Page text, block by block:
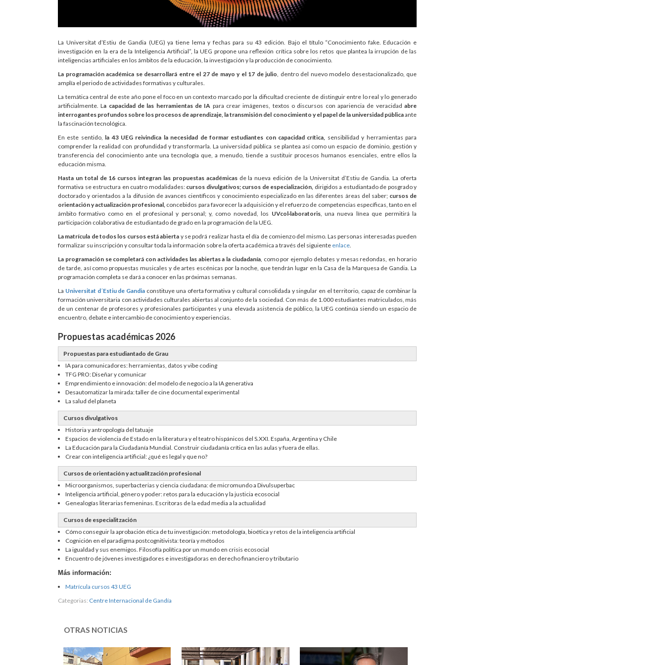
La Universitat d’Estiu de Gandia (UEG) ya tiene lema y fechas para su 43 edición. Bajo el título “Conocimiento fake. Educación e
investigación en la era de la Inteligencia Artificial”, la UEG propone una reflexión crítica sobre los retos que plantea la irrupción de las
inteligencias artificiales en los ámbitos de la educación, la investigación y la producción de conocimiento.
La programación académica se desarrollará entre el 27 de mayo y el 17 de julio , dentro del nuevo modelo desestacionalizado, que
amplía el periodo de actividades formativas y culturales.
La temática central de este año pone el foco en un contexto marcado por la dificultad creciente de distinguir entre lo real y lo generado
artificialmente. La capacidad de las herramientas de IA para crear imágenes, textos o discursos con apariencia de veracidadabre
interrogantes profundos sobre los procesos de aprendizaje, la transmisión del conocimiento y el papel de la universidad públicaante
la fascinación tecnológica.
En este sentido, la 43 UEG reivindica la necesidad de formar estudiantes con capacidad crítica, sensibilidad y herramientas para
comprender la realidad con profundidad y transformarla. La universidad pública se plantea así como un espacio de dominio, gestión y
transferencia del conocimiento ante una tecnología que, a menudo, tiende a sustituir procesos humanos esenciales, entre ellos la
educación misma.
Hasta un total de 16 cursos integran las propuestas académicasde la nueva edición de la Universitat d’Estiu de Gandia. La oferta
formativa se estructura en cuatro modalidades: cursos divulgativos; cursos de especialización, dirigidos a estudiantado de posgrado y
doctorado y orientados a la difusión de avances científicos y conocimiento especializado en las diferentes áreas del saber; cursos de
orientación y actualización profesional, concebidos para favorecer la adquisición y el refuerzo de competencias específicas, tanto en el
ámbito formativo como en el profesional y personal; y, como novedad, los UVcol·laboratoris, una nueva línea que permitirá la
participación colaborativa de estudiantado de grado en la programación de la UEG.
La matrícula de todos los cursos está abierta y se podrá realizar hasta el día de comienzo del mismo. Las personas interesadas pueden
formalizar su inscripción y consultar toda la información sobre la oferta académica a través del siguiente enlace
La programación se completará con actividades las abiertas a la ciudadanía, como por ejemplo debates y mesas redondas, en horario
de tarde, así como propuestas musicales y de artes escénicas por la noche, que tendrán lugar en la Casa de la Marquesa de Gandia. La
programación completa se dará a conocer en las próximas semanas.
La Universitat d´Estiu de Gandia constituye una oferta formativa y cultural consolidada y singular en el territorio, capaz de combinar la
formación universitaria con actividades culturales abiertas al conjunto de la sociedad. Con más de 1.000 estudiantes matriculados, más
de un centenar de profesores y profesionales participantes y una elevada asistencia de público, la UEG continúa siendo un espacio de
encuentro, debate e intercambio de conocimiento y experiencias.
Propuestas académicas 2026
Propuestas para estudiantado de Grau
IA para comunicadores: herramientas, datos y vibe coding
TFG PRO: Diseñar y comunicar
Emprendimiento e innovación: del modelo de negocio a la IA generativa
Desautomatizar la mirada: taller de cine documental experimental
La salud del planeta
Cursos divulgativos
Historia y antropología del tatuaje
Espacios de violencia de Estado en la literatura y el teatro hispánicos del S.XXI. España, Argentina y Chile
La Educación para la Ciudadanía Mundial. Construir ciudadanía crítica en las aulas y fuera de ellas.
Crear con inteligencia artificial: ¿qué es legal y que no?
Cursos de orientación y actualitzación profesional
Microorganismos, superbacterias y ciencia ciudadana: de micromundo a Divulsuperbac
Inteligencia artificial, género y poder: retos para la educación y la justicia ecosocial
Genealogías literarias femeninas. Escritoras de la edad media a la actualidad
Cursos de especialitzación
Cómo conseguir la aprobación ética de tu investigación: metodología, bioética y retos de la inteligencia artificial
Cognición en el paradigma postcognitivista: teoría y métodos
La igualdad y sus enemigos. Filosofía política por un mundo en crisis ecosocial
Encuentro de jóvenes investigadores e investigadoras en derecho financiero y tributario
Más información:
Matrícula cursos 43 UEG
Categorias: Centre Internacional de Gandía
OTRAS NOTICIAS